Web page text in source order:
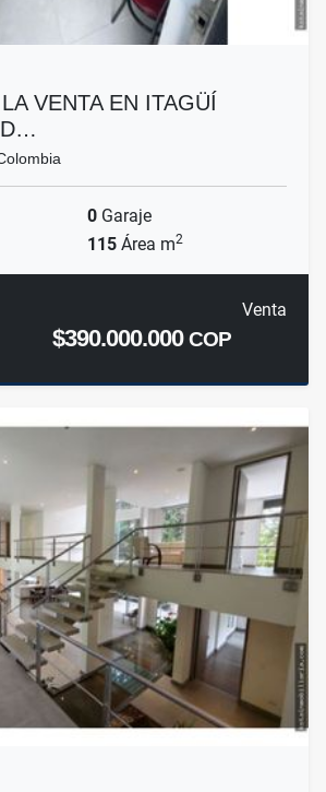
VENTA EN ITAGÜÍ
D…
0 Garaje
115 Área m2
Venta
$390.000.000COP